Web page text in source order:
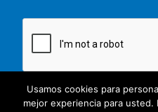
Usamos cookies para
mejor experiencia para